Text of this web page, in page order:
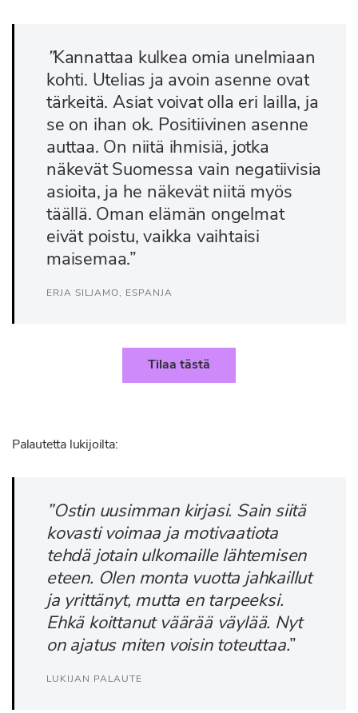
”Kannattaa kulkea omia unelmiaan
kohti. Utelias ja avoin asenne ovat
tärkeitä. Asiat voivat olla eri lailla, ja
se on ihan ok. Positiivinen asenne
auttaa. On niitä ihmisiä, jotka
näkevät Suomessa vain negatiivisia
asioita, ja he näkevät niitä myös
täällä. Oman elämän ongelmat
eivät poistu, vaikka vaihtaisi
maisemaa.”
ERJA SILJAMO, ESPANJA
Tilaa tästä
Palautetta lukijoilta:
”Ostin uusimman kirjasi. Sain siitä
kovasti voimaa ja motivaatiota
tehdä jotain ulkomaille lähtemisen
eteen. Olen monta vuotta jahkaillut
ja yrittänyt, mutta en tarpeeksi.
Ehkä koittanut väärää väylää. Nyt
on ajatus miten voisin toteuttaa.”
LUKIJAN PALAUTE